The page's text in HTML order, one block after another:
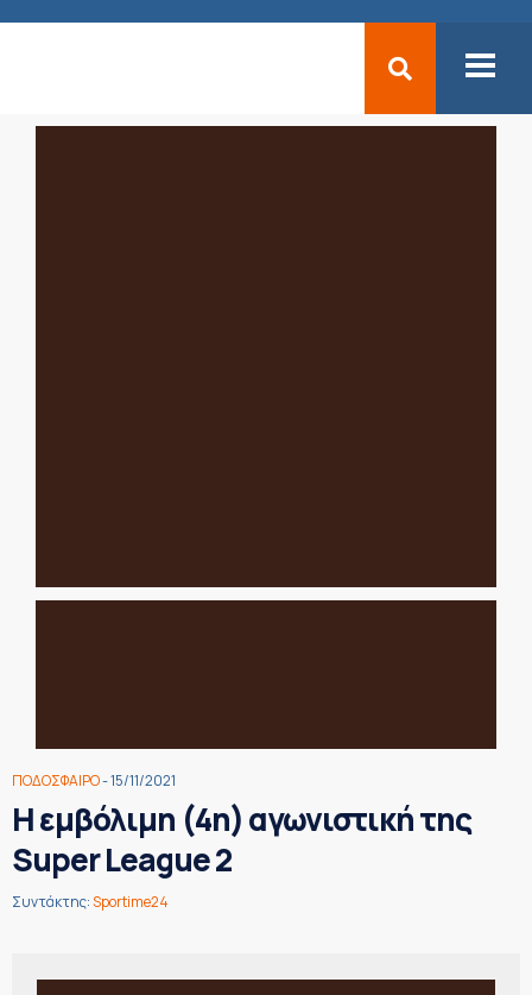
ΠΟΔΟΣΦΑΙΡΟ- 15/11/2021
Η εμβόλιμη (4η) αγωνιστική της
Super League 2
Συντάκτης:Sportime24